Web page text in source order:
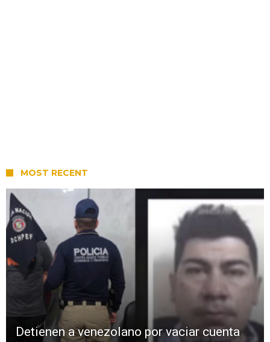
MOST RECENT
Detienen a venezolano por vaciar cuenta